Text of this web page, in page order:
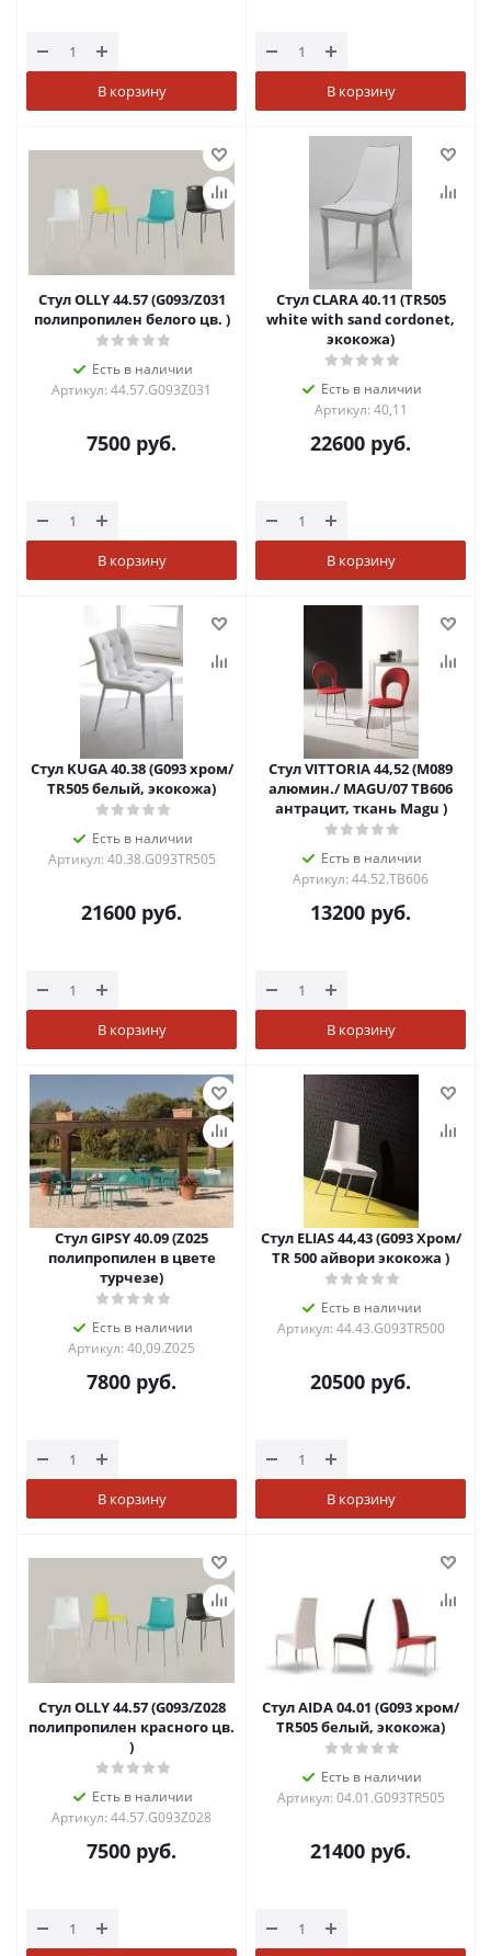
В корзину В корзину
Стул OLLY 44.57 (G093/Z031
полипропилен белого цв. )
Есть в наличии
Артикул: 44.57.G093Z031
7500 руб.
В корзину
Стул CLARA 40.11 (TR505
white with sand cordonet,
экокожа)
Есть в наличии
Артикул: 40,11
22600 руб.
В корзину
Стул KUGA 40.38 (G093 хром/
TR505 белый, экокожа)
Есть в наличии
Артикул: 40.38.G093TR505
21600 руб.
В корзину
Стул VITTORIA 44,52 (М089
алюмин./ MAGU/07 TB606
антрацит, ткань Magu )
Есть в наличии
Артикул: 44.52.TB606
13200 руб.
В корзину
Стул GIPSY 40.09 (Z025
полипропилен в цвете
турчезе)
Есть в наличии
Артикул: 40,09.Z025
7800 руб.
В корзину
Стул ELIAS 44,43 (G093 Хром/
TR 500 айвори экокожа )
Есть в наличии
Артикул: 44.43.G093TR500
20500 руб.
В корзину
Стул OLLY 44.57 (G093/Z028
полипропилен красного цв.
)
Есть в наличии
Артикул: 44.57.G093Z028
7500 руб.
Стул AIDA 04.01 (G093 хром/
TR505 белый, экокожа)
Есть в наличии
Артикул: 04.01.G093TR505
21400 руб.